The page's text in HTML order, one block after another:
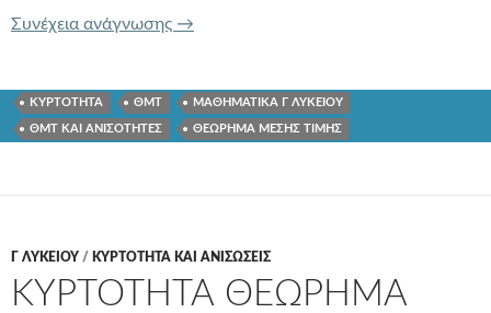
Συνέχεια ανάγνωσης ΚΥΡΤΟΤΗΤΑ ΚΑΙ ΟΡΙΣΜΟΣ
→
ΚΥΡΤΟΤΗΤΑ ΘΜΤ ΜΑΘΗΜΑΤΙΚΑ Γ ΛΥΚΕΙΟΥ
ΘΜΤ ΚΑΙ ΑΝΙΣΟΤΗΤΕΣ ΘΕΩΡΗΜΑ ΜΕΣΗΣ ΤΙΜΗΣ
Γ ΛΥΚΕΊΟΥ / ΚΥΡΤΟΤΗΤΑ ΚΑΙ ΑΝΙΣΩΣΕΙΣ
ΚΥΡΤΟΤΗΤΑ ΘΕΩΡΗΜΑ